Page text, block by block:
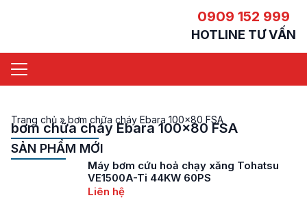
0909 152 999
HOTLINE TƯ VẤN
Trang chủ » bơm chữa cháy Ebara 100x80 FSA
bơm chữa cháy Ebara 100x80 FSA
SẢN PHẨM MỚI
Máy bơm cứu hoả chạy xăng Tohatsu
VE1500A-Ti 44KW 60PS
Liên hệ